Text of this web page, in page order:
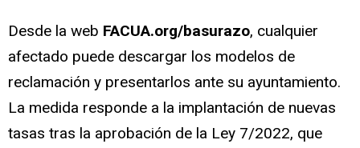
Desde la web FACUA.org/basurazo, cualquier
afectado puede descargar los modelos de
reclamación y presentarlos ante su ayuntamiento.
La medida responde a la implantación de nuevas
tasas tras la aprobación de la Ley 7/2022, que